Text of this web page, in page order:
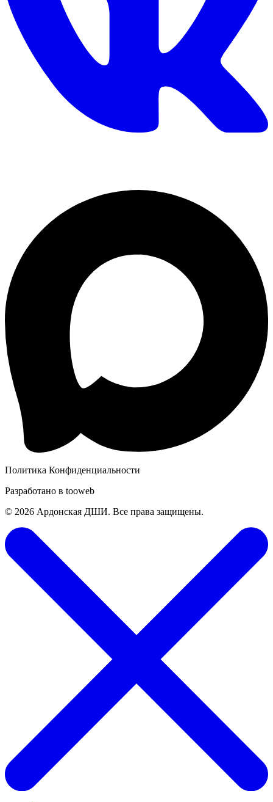
Политика Конфиденциальности
Разработано в tooweb
© 2026 Ардонская ДШИ. Все права защищены.